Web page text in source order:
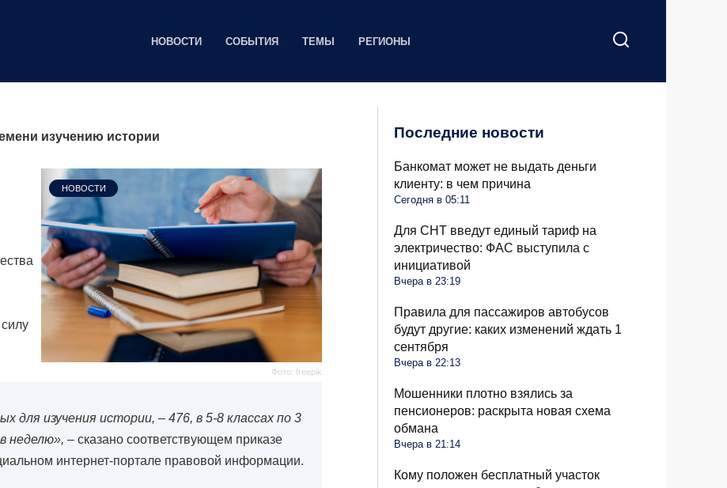
НОВОСТИ СОБЫТИЯ ТЕМЫ РЕГИОНЫ
изучению истории
Фото: freepik
НОВОСТИ
для изучения истории, – 476, в 5-8 классах по 3
неделю», – сказано соответствующем приказе
интернет-портале правовой информации.
Последние новости
Банкомат может не выдать деньги
клиенту: в чем причина
Сегодня в 05:11
Для СНТ введут единый тариф на
электричество: ФАС выступила с
инициативой
Вчера в 23:19
Правила для пассажиров автобусов
будут другие: каких изменений ждать 1
сентября
Вчера в 22:13
Мошенники плотно взялись за
пенсионеров: раскрыта новая схема
обмана
Вчера в 21:14
Кому положен бесплатный участок